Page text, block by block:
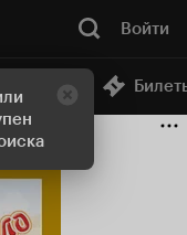
Войти